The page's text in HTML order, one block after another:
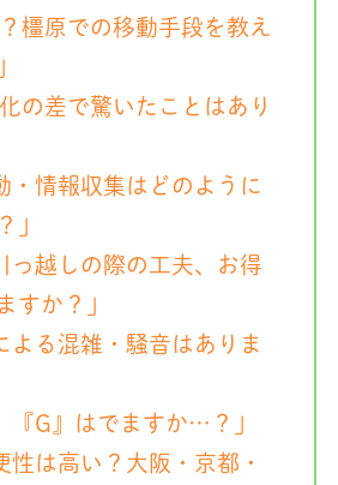
橿原での移動手段を教え
の差で驚いたことはあり
・情報収集はどのように
」
っ越しの際の工夫、お得
すか？」
よる混雑・騒音はありま
『G』はでますか…？」
性は高い？大阪・京都・